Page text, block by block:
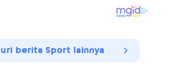
berita Sport lainnya